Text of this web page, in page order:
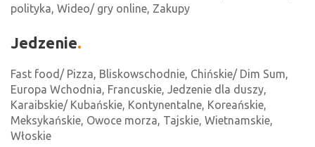
polityka, Wideo/ gry online, Zakupy
Jedzenie
Fast food/ Pizza, Bliskowschodnie, Chińskie/ Dim Sum,
Europa Wchodnia, Francuskie, Jedzenie dla duszy,
Karaibskie/ Kubańskie, Kontynentalne, Koreańskie,
Meksykańskie, Owoce morza, Tajskie, Wietnamskie,
Włoskie